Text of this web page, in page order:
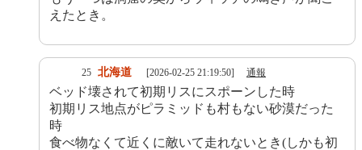
えたとき。
25 北海道 [2026-02-25 21:19:50] 通報
ベッド壊されて初期リスにスポーンした時
初期リス地点がピラミッドも村もない砂漠だった
時
食べ物なくて近くに敵いて走れないとき(しかも初